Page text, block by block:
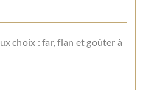
choix : far, flan et goûter à